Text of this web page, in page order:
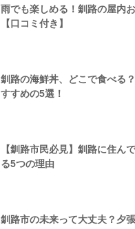
雨でも楽しめる！釧路の屋内
【口コミ付き】
釧路の海鮮丼、どこで食べる
すすめの5選！
【釧路市民必見】釧路に住ん
る5つの理由
釧路市の未来って大丈夫？夕